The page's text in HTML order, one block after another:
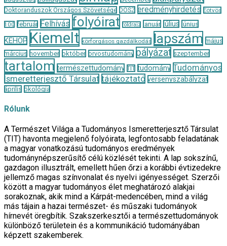
Doktoranduszok Országos Szövetsége DOSZ eredményhirdetés Eötvös
100 február Felhívás folyóirat földrajz január július június
KEHOP Kiemelt körforgásos gazdálkodás lapszám május
március november október orvostudomány pályázat szeptember
tartalom természettudomány TIT tudomány Tudományos
Ismeretterjesztő Társulat tájékoztató versenyszabályzat
április ökológia
Rólunk
A Természet Világa a Tudományos Ismeretterjesztő Társulat
(TIT) havonta megjelenő folyóirata, legfontosabb feladatának
a magyar vonatkozású tudományos eredmények
tudománynépszerűsítő célú közlését tekinti. A lap sokszínű,
gazdagon illusztrált, emellett hűen őrzi a korábbi évtizedekre
jellemző magas színvonalat és nyelvi igényességet. Szerzői
között a magyar tudományos élet meghatározó alakjai
sorakoznak, akik mind a Kárpát-medencében, mind a világ
más tájain a hazai természet- és műszaki tudományok
hírnevét öregbítik. Szakszerkesztői a természettudományok
különböző területein és a kommunikáció tudományában
képzett szakemberek.